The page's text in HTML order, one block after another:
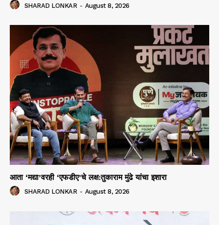
SHARAD LONKAR - August 8, 2026
आता ‘मद्या’वरही ‘एफडीए’चे लक्ष:तुकाराम मुंढे यांचा इशारा
SHARAD LONKAR - August 8, 2026